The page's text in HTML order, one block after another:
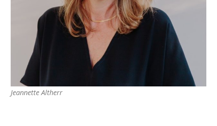
Jeannette Altherr